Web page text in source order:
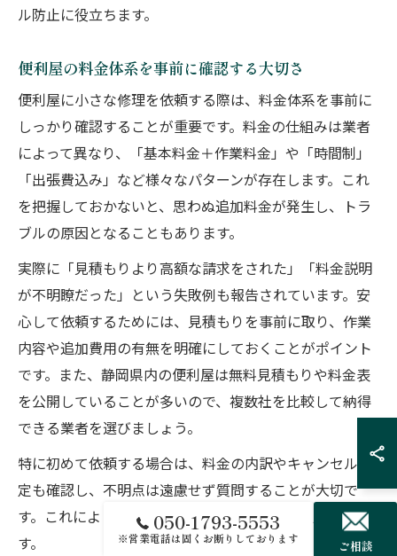
ル防止に役立ちます。
便利屋の料金体系を事前に確認する大切さ
便利屋に小さな修理を依頼する際は、料金体系を事前に
しっかり確認することが重要です。料金の仕組みは業者
によって異なり、「基本料金＋作業料金」や「時間制」
「出張費込み」など様々なパターンが存在します。これ
を把握しておかないと、思わぬ追加料金が発生し、トラ
ブルの原因となることもあります。
実際に「見積もりより高額な請求をされた」「料金説明
が不明瞭だった」という失敗例も報告されています。安
心して依頼するためには、見積もりを事前に取り、作業
内容や追加費用の有無を明確にしておくことがポイント
です。また、静岡県内の便利屋は無料見積もりや料金表
を公開していることが多いので、複数社を比較して納得
できる業者を選びましょう。
特に初めて依頼する場合は、料金の内訳やキャンセル規
定も確認し、不明点は遠慮せず質問することが大切で
す。これにより、安心して便利屋サービスを利用できま
す。
050-1793-5553
※営業電話は固くお断りしております ご相談